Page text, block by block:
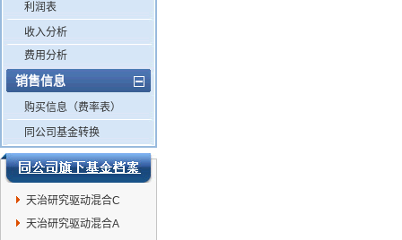
利润表
收入分析
费用分析
销售信息
购买信息（费率表）
同公司基金转换
天治研究驱动混合C
天治研究驱动混合A